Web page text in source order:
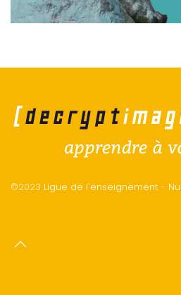
©2023 Ligue de l'enseignement -